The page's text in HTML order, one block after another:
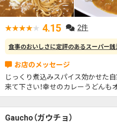
4.15 2件
じっくり煮込みスパイス効かせた
来て下さい！幸せのカレーうどんも
Gaucho（ガウチョ）